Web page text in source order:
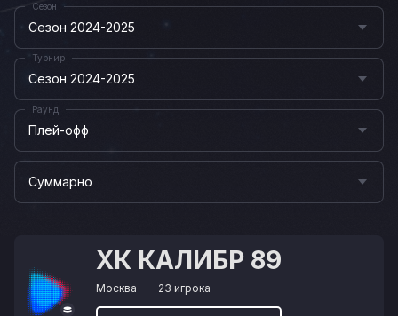
Сезон 2024-2025
Сезон
Сезон 2024-2025
Турнир
Плей-офф
Раунд
Суммарно
ХК КАЛИБР 89
Москва 23 игрока